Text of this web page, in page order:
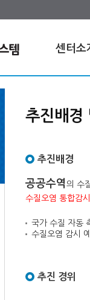
센터소
추진배경
추진배경
공공수역 의 수
수질오염 통합감
국가 수질 자동
수질오염 감시
추진 경위